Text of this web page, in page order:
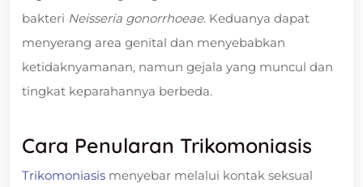
bakteri Neisseria gonorrhoeae. Keduanya dapat
menyerang area genital dan menyebabkan
ketidaknyamanan, namun gejala yang muncul dan
tingkat keparahannya berbeda.
Cara Penularan Trikomoniasis
Trikomoniasis menyebar melalui kontak seksual